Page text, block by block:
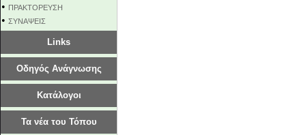
• ΠΡΑΚΤΟΡΕΥΣΗ
• ΣΥΝΑΨΕΙΣ
Links
Οδηγός Ανάγνωσης
Κατάλογοι
Τα νέα του Τόπου